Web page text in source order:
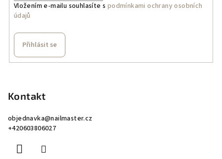
Vložením e-mailu souhlasíte s podmínkami ochrany osobních
údajů
Přihlásit se
Kontakt
objednavka@nailmaster.cz
+420603806027